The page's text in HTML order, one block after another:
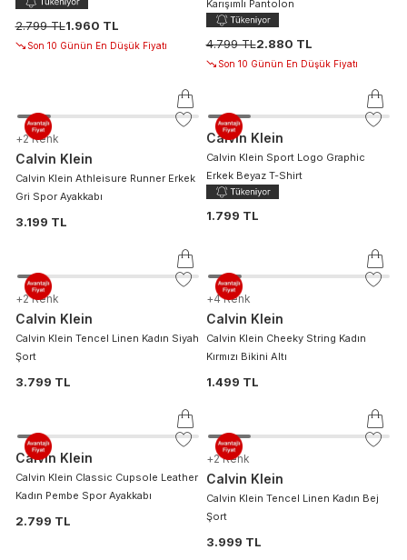
2.799 TL1.960 TL
Son 10 Günün En Düşük Fiyatı
Karışımlı Pantolon
4.799 TL2.880 TL
Son 10 Günün En Düşük Fiyatı
+2 Renk
Calvin Klein
Calvin Klein Athleisure Runner Erkek
Gri Spor Ayakkabı
3.199 TL
Calvin Klein
Calvin Klein Sport Logo Graphic
Erkek Beyaz T-Shirt
1.799 TL
+2 Renk
Calvin Klein
Calvin Klein Tencel Linen Kadın Siyah
Şort
3.799 TL
+4 Renk
Calvin Klein
Calvin Klein Cheeky String Kadın
Kırmızı Bikini Altı
1.499 TL
Calvin Klein
Calvin Klein Classic Cupsole Leather
Kadın Pembe Spor Ayakkabı
2.799 TL
+2 Renk
Calvin Klein
Calvin Klein Tencel Linen Kadın Bej
Şort
3.999 TL